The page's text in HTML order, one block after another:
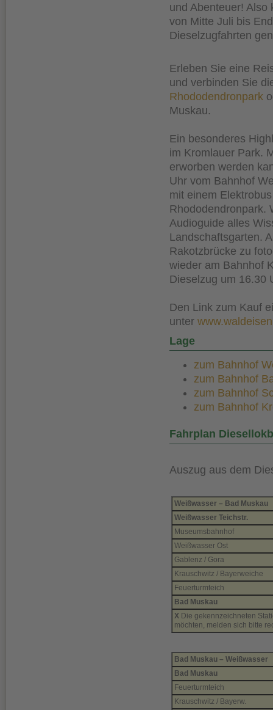
und Abenteuer!
von Mitte Juli bis
Dieselzugfahrten
Erleben Sie eine
und verbinden Sie
Rhododendronpark
Muskau.
Ein besonderes
im Kromlauer Park.
erworben werden
Uhr vom Bahnhof
mit einem
Rhododendronpark.
Audioguide alles
Landschaftsgarten.
Rakotzbrücke zu
wieder am Bahnhof
Dieselzug um 16.30
Den Link zum Kauf
unter
Lage
zum Bahnhof
zum Bahnhof
zum Bahnhof
zum Bahnhof
Fahrplan
Auszug aus dem
Weißwasser – Bad Muskau
Weißwasser Teichstr.
Museumsbahnhof
Weißwasser Ost
Gablenz / Gora
Krauschwitz / Bayerweiche
Feuerturmteich
Bad Muskau
X Die gekennzeichneten
möchten, melden sich bitte
Bad Muskau – Weißwasser
Bad Muskau
Feuerturmteich
Krauschwitz / Bayerw.